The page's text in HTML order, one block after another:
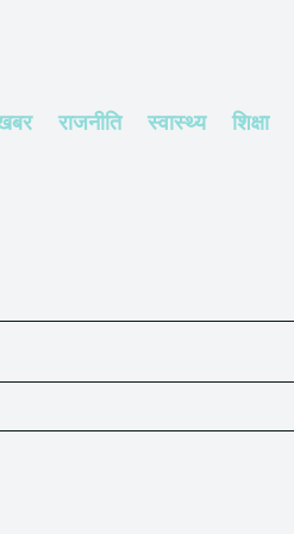
राजनीति स्वास्थ्य शिक्षा